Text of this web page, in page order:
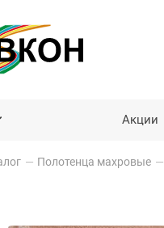
Акции
— Полотенца махровые —